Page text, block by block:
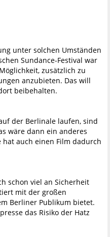
unter solchen Umständen
Sundance-Festival war
zusätzlich zu
anzubieten. Das will
beibehalten.
der Berlinale laufen, sind
wäre dann ein anderes
hat auch einen Film dadurch
schon viel an Sicherheit
mit der großen
Berliner Publikum bietet.
das Risiko der Hatz